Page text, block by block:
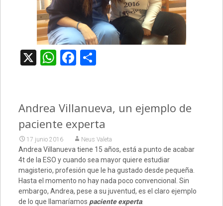
X WhatsApp
Facebook
Compartir
Andrea Villanueva, un ejemplo de
paciente experta
17 junio 2016 Neus Valeta
Andrea Villanueva tiene 15 años, está a punto de acabar
4t de la ESO y cuando sea mayor quiere estudiar
magisterio, profesión que le ha gustado desde pequeña.
Hasta el momento no hay nada poco convencional. Sin
embargo, Andrea, pese a su juventud, es el claro ejemplo
de lo que llamaríamos paciente experta.